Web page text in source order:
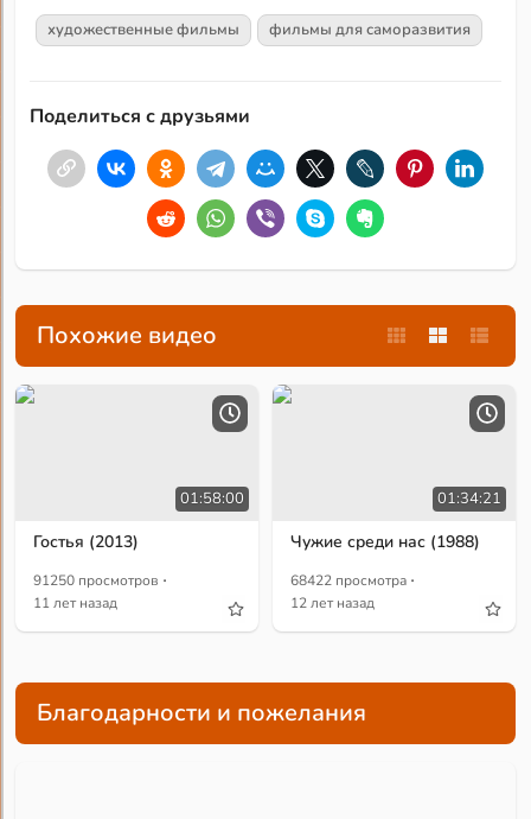
художественные фильмы фильмы для саморазвития
Поделиться с друзьями
Похожие видео
01:58:00
Гостья (2013)
91250 просмотров ·
11 лет назад
01:34:21
Чужие среди нас (1988)
68422 просмотра ·
12 лет назад
Благодарности и пожелания